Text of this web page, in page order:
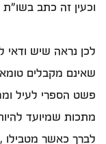
וכעין זה כתב בשו"ת
לכן נראה שיש
שאינם מקבלים
פשט הספרי לעיל
מתכות שמיועד
לברך כאשר